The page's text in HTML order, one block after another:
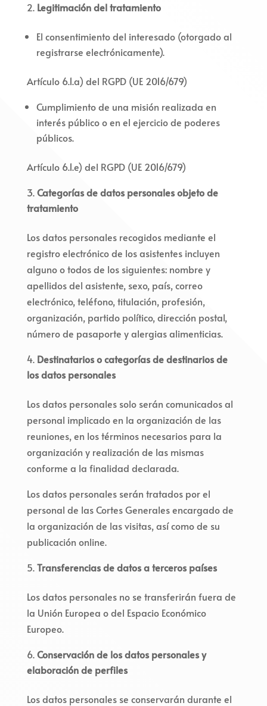
Legitimación del tratamiento
El consentimiento del interesado (otorgado al
registrarse electrónicamente).
Artículo 6.1.a) del RGPD (UE 2016/679)
Cumplimiento de una misión realizada en
interés público o en el ejercicio de poderes
públicos.
Artículo 6.1.e) del RGPD (UE 2016/679)
Categorías de datos personales objeto de
tratamiento
Los datos personales recogidos mediante el
registro electrónico de los asistentes incluyen
alguno o todos de los siguientes: nombre y
apellidos del asistente, sexo, país, correo
electrónico, teléfono, titulación, profesión,
organización, partido político, dirección postal,
número de pasaporte y alergias alimenticias.
Destinatarios o categorías de destinarios de
los datos personales
Los datos personales solo serán comunicados al
personal implicado en la organización de las
reuniones, en los términos necesarios para la
organización y realización de las mismas
conforme a la finalidad declarada.
Los datos personales serán tratados por el
personal de las Cortes Generales encargado de
la organización de las visitas, así como de su
publicación online.
Transferencias de datos a terceros países
Los datos personales no se transferirán fuera de
la Unión Europea o del Espacio Económico
Europeo.
Conservación de los datos personales y
elaboración de perfiles
Los datos personales se conservarán durante el